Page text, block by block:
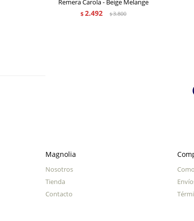
$ 2.492 $3.800
Magnolia
Nosotros
Tienda
Contacto